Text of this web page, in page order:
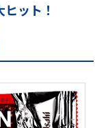
ット！